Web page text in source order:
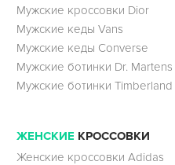
Мужские кроссовки Dior
Мужские кеды Vans
Мужские кеды Converse
Мужские ботинки Dr. Martens
Мужские ботинки Timberland
ЖЕНСКИЕ КРОССОВКИ
Женские кроссовки Adidas